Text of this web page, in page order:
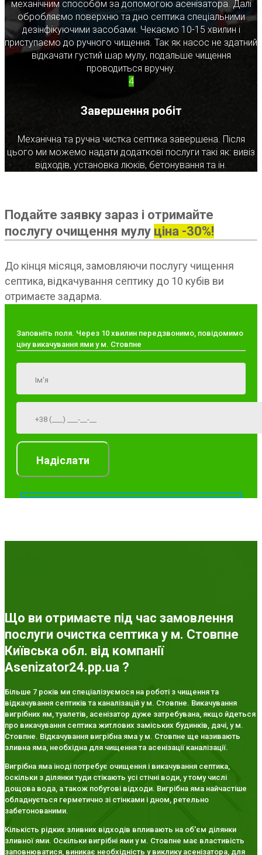
механічним способом за допомогою асенізатора. Далі
обробляємо поверхню та дно септика спеціальними
дезінфікуючими засобами. Чекаємо 10-15 хвилин і
приступаємо до ручного чищення. Так як насос не здатний
відкачати густий шар мулу, подальше чищення
проводиться вручну.
4
Завершення робіт
Механічна та ручна чистка септика завершена. Після
цього ми можемо надати додаткові послуги такі як: вивіз
відходів, установка люків, бетонування та ін.
Подайте заявку зараз і отримайте
послугу очищення мулу ціна -30%!
До кінця місяця, замовляючи послугу чищення
септика, відкачування септику до 10 кубів ви
отримаєте задарма.
Заповніть поля. Через 10 хвилин передзвонимо, повідомимо
ціну викачування ями у м. Стовпне
Що ви отримаєте під час замовлення
послуги очистка септика у м. Стовпне
Київська обл. від компанії
Asenizator24.pp.ua ?
Більше 7 років ми спеціалізуємося на роботі з чищення та
відкачування септиків та каналізацій у м. Стовпне. Викачування
вигрібних ям, туалетів, асенізатор дуже затребувана, якщо йдеться
про викачування септика житлових заміських будинків, дачі, у м.
Стовпне. Відкачування вигрібна яма у м. Стовпне ще називають
зливна яма, необхідна для чищення та асенізації каналізації.
Вигрібна яма іноді потребує очищення і викачування септика,
оскільки з ділянки туди стікають усі стічні води, у тому числі
дощова вода, а також побутові відходи. Вигрібна яма найчастіше
обладнується герметично зі стінками і дном, ретельно
забетонованими.
Кількість рідких зливних відходів впливають на об'єм ділянки
зливної ями. Оскільки вигрібні ями у м. Стовпне має властивість
заповнюватися, виникає необхідність у виклику асенізатора, для